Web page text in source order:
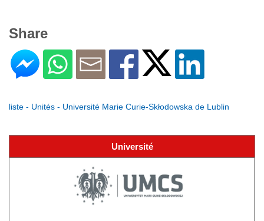
Share
liste - Unités - Université Marie Curie-Skłodowska de Lublin
Université